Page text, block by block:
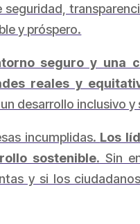
y próspero.
seguro y una
reales y
desarrollo inclusivo
incumplidas. Los
sostenible. Sin
y si los